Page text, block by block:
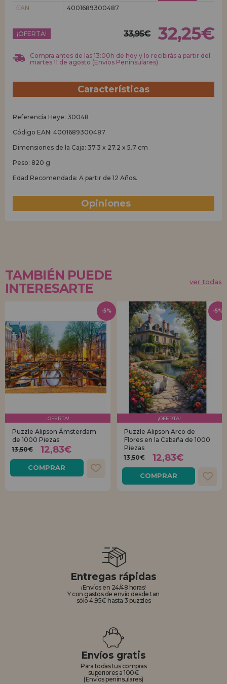
EAN
4001689300487
¡OFERTA! 33,95€ 32,25€
Compra antes de las 13:00h de hoy y lo recibirás a partir del
martes 11 de agosto (Envíos Peninsulares)
Características
Referencia Heye: 30048
Código EAN: 4001689300487
Dimensiones de la Caja: 37.3 x 27.2 x 5.7 cm
Peso: 820 g
Edad Recomendada: A partir de 12 Años.
Opiniones
TAMBIÉN PUEDE
INTERESARTE
ver todas
¡OFERTA!
Puzzle Alipson Ámsterdam
de 1000 Piezas
13,50€
12,83€
COMPRAR
-5%
¡OFERTA!
Puzzle Alipson Arco de
Flores en la Cabaña de 1000
Piezas
13,50€
12,83€
COMPRAR
-5%
Entregas rápidas
¡Envíos en 24/48 horas!
Y con gastos de envío desde tan
sólo 4,95€ hasta 3 puzzles
Envíos gratis
Para todas tus compras
superiores a 100€
(Envíos peninsulares)